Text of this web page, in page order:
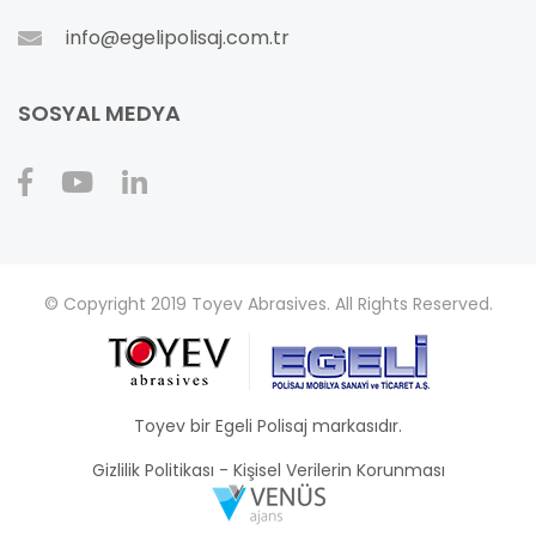
info@egelipolisaj.com.tr
SOSYAL MEDYA
© Copyright 2019 Toyev Abrasives. All Rights Reserved.
Toyev bir Egeli Polisaj markasıdır.
Gizlilik Politikası - Kişisel Verilerin Korunması